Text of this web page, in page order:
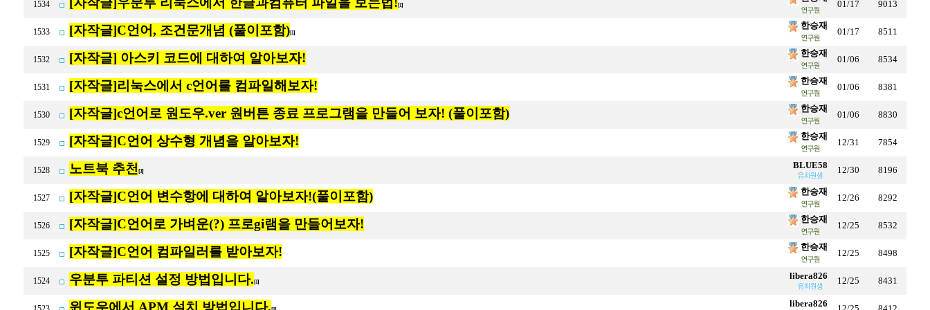
1534 [1] 01/17 9013
1533 [자작글]C언어, 조건문개념 (풀이포함)[1]
한승재
01/17 8511
1532 [자작글] 아스키 코드에 대하여 알아보자! 한승재
01/06 8534
1531 [자작글]리눅스에서 c언어를 컴파일해보자! 한승재
01/06 8381
1530 [자작글]c언어로 원도우.ver 원버튼 종료 프로그램을 만들어 보자! (풀이포함) 한승재
01/06 8830
1529 [자작글]C언어 상수형 개념을 알아보자! 한승재
12/31 7854
1528 노트북 추천 [3]
BLUE58 12/30 8196
1527 [자작글]C언어 변수항에 대하여 알아보자!(풀이포함) 한승재
12/26 8292
1526 [자작글]C언어로 가벼운(?) 프로gi램을 만들어보자! 한승재
12/25 8532
1525 [자작글]C언어 컴파일러를 받아보자! 한승재
12/25 8498
1524 우분투 파티션 설정 방법입니다. [1]
libera826 12/25 8431
윈도우에서 APM 설치 방법입니다. libera826